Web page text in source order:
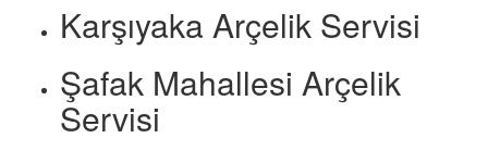
Karşıyaka Arçelik Servisi
Şafak Mahallesi Arçelik
Servisi